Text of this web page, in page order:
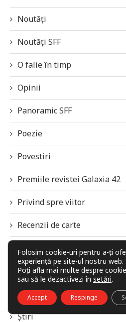
Noutăți
Noutăți SFF
O falie în timp
Opinii
Panoramic SFF
Poezie
Povestiri
Premiile revistei Galaxia 42
Privind spre viitor
Recenzii de carte
Recomandări, rețete și
SFF Panorama
Știință
Știri
Folosim cookie-uri pentru a-ți
experiență pe site-ul nostru web.
Poți afla mai multe despre
sau să le dezactivezi în setări.
Accept Respinge